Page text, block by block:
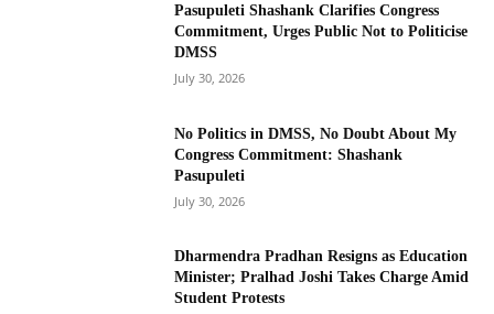
Pasupuleti Shashank Clarifies Congress
Commitment, Urges Public Not to Politicise
DMSS
July 30, 2026
No Politics in DMSS, No Doubt About My
Congress Commitment: Shashank
Pasupuleti
July 30, 2026
Dharmendra Pradhan Resigns as Education
Minister; Pralhad Joshi Takes Charge Amid
Student Protests